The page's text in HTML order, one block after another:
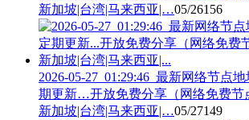
新加坡|台湾|马来西亚|…05/26156
2026-05-27_01:29:46_最新网络节点
期更新…开放免费分享（网络免费节
新加坡|台湾|马来西亚|…05/27149